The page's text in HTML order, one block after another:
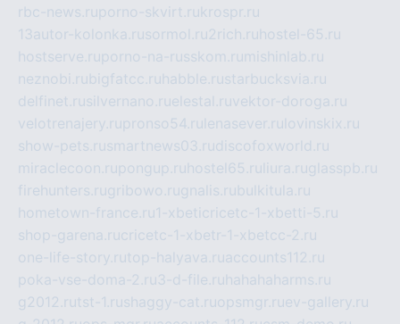
rbc-news.ruporno-skvirt.rukrospr.ru
13autor-kolonka.rusormol.ru2rich.ru hostel-65.ru
hostserve.ruporno-na-russkom.ru mishinlab.ru
neznobi.rubigfatcc.ru habble.rustarbucksvia.ru
delfinet.rusilvernano.ruelestal.ruvektor-doroga.ru
velotrenajery.rupronso54.ru lenasever.ru lovinskix.ru
show-pets.rusmartnews03.rudiscofoxworld.ru
miraclecoon.rupongup.ru hostel65.ru liura.ruglasspb.ru
firehunters.rugribowo.rugnalis.rubulkitula.ru
hometown-france.ru1-xbeticricetc-1-xbetti-5.ru
shop-garena.rucricetc-1-xbetr-1-xbetcc-2.ru
one-life-story.rutop-halyava.ruaccounts112.ru
poka-vse-doma-2.ru3-d-file.ru hahahaharms.ru
g2012.rutst-1.rushaggy-cat.ruopsmgr.ruev-gallery.ru